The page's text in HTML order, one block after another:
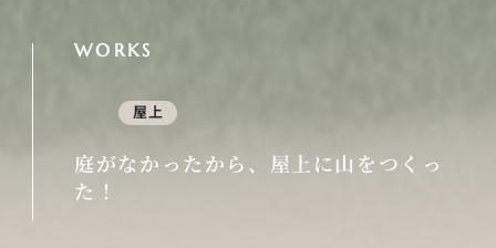
WORKS
屋上
庭がなかったから、屋上に山をつくっ
た！